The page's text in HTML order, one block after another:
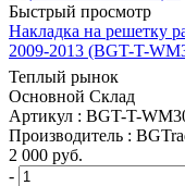
Быстрый просмотр
Накладка на решетку
2009-2013 (BGT-T-
Теплый рынок
Основной Склад
Артикул : BGT-T-
Производитель :
2 000 руб.
-